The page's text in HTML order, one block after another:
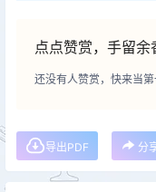
点点赞赏，手留余
还没有人赞赏，快来当第
导出PDF 分